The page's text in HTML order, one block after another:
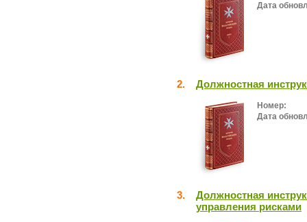
Дата
2. Должностная
Номер:
Дата
3.
Должностная
управления рисками